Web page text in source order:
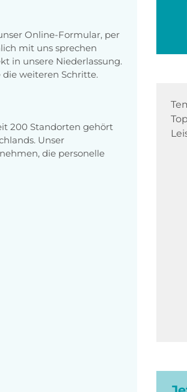
Online-Formular, per
mit uns sprechen
in unsere Niederlassung.
weiteren Schritte.
200 Standorten gehört
Unser
die personelle